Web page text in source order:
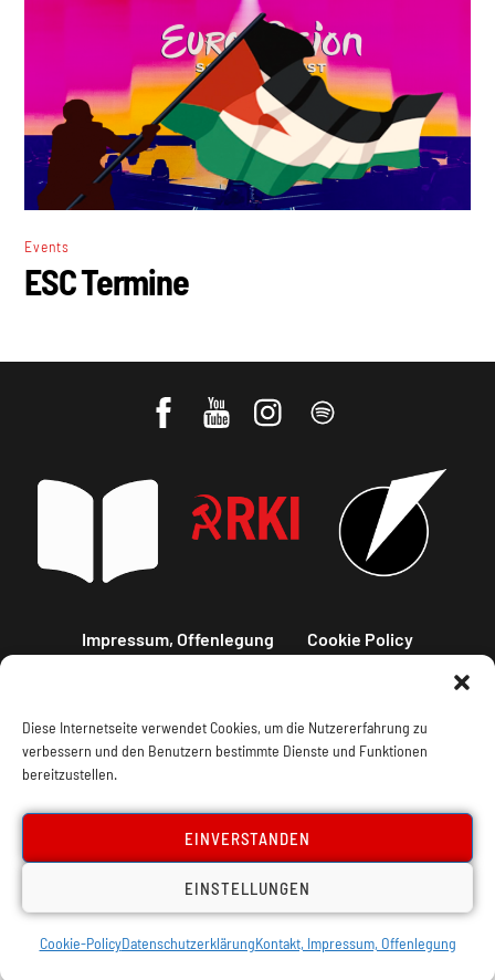
Diese Internetseite verwendet Cookies, um die Nutzererfahrung zu
verbessern und den Benutzern bestimmte Dienste und Funktionen
bereitzustellen.
EINVERSTANDEN
EINSTELLUNGEN
Cookie-PolicyDatenschutzerklärungKontakt, Impressum, Offenlegung
Events
ESC Termine
Impressum, Offenlegung Cookie Policy